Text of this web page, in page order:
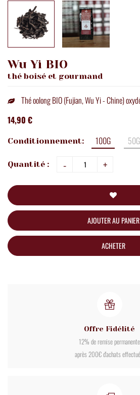
Wu Yi BIO
thé boisé et gourmand
Thé oolong BIO (Fujian, Wu Yi - Chine)
14,90 €
Conditionnement: 100G 50G
Quantité : - +
AJOUTER AU PANIER
ACHETER
Offre Fidélité
12% de remise permanente
après 200€ d'achats